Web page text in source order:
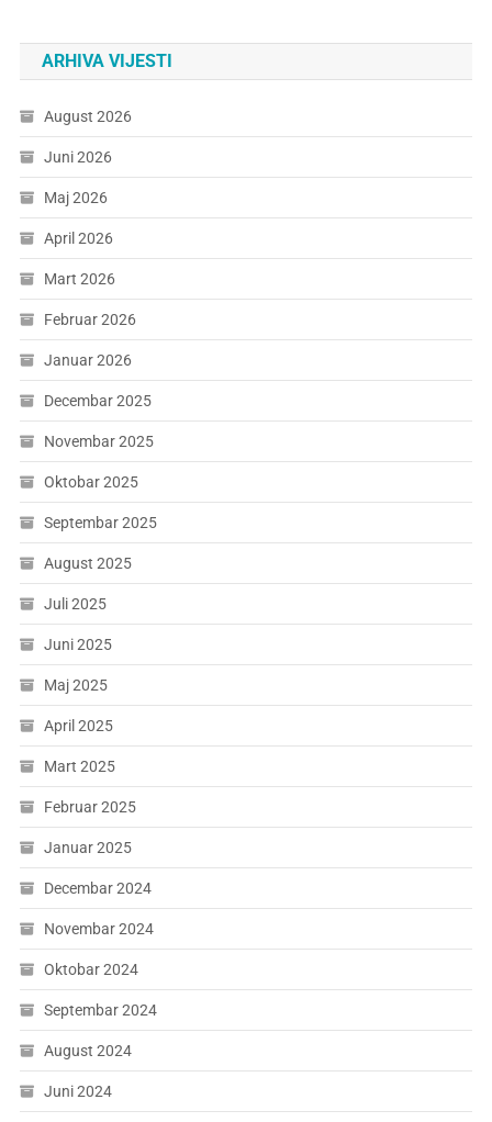
ARHIVA VIJESTI
August 2026
Juni 2026
Maj 2026
April 2026
Mart 2026
Februar 2026
Januar 2026
Decembar 2025
Novembar 2025
Oktobar 2025
Septembar 2025
August 2025
Juli 2025
Juni 2025
Maj 2025
April 2025
Mart 2025
Februar 2025
Januar 2025
Decembar 2024
Novembar 2024
Oktobar 2024
Septembar 2024
August 2024
Juni 2024